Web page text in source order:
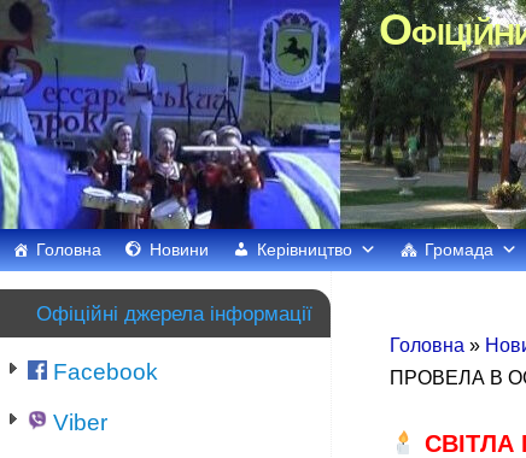
Головна Новини Керівництво Громада
Головна »
ПРОВЕЛА В
Офіційні джерела інформації
Facebook
Viber